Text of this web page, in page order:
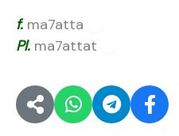
f.ma7atta
Pl. ma7attat